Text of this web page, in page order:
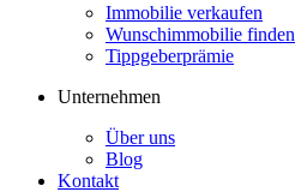
Immobilie verkaufen
Wunschimmobilie finden
Tippgeberprämie
Unternehmen
Über uns
Blog
Kontakt